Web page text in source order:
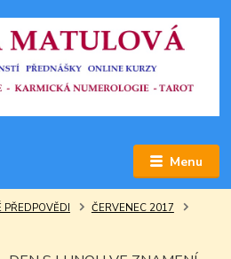
Menu
PŘEDPOVĚDI
ČERVENEC 2017